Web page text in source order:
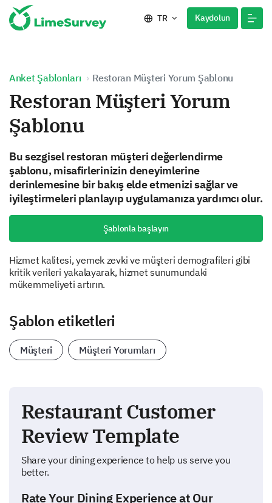
TR Kaydolun
Anket Şablonları Restoran Müşteri Yorum Şablonu
Restoran Müşteri Yorum
Şablonu
Bu sezgisel restoran müşteri değerlendirme
şablonu, misafirlerinizin deneyimlerine
derinlemesine bir bakış elde etmenizi sağlar ve
iyileştirmeleri planlayıp uygulamanıza yardımcı olur.
Şablonla başlayın
Hizmet kalitesi, yemek zevki ve müşteri demografileri gibi
kritik verileri yakalayarak, hizmet sunumundaki
mükemmeliyeti artırın.
Şablon etiketleri
Müşteri Müşteri Yorumları
Restaurant Customer
Review Template
Share your dining experience to help us serve you
better.
Rate Your Dining Experience at Our